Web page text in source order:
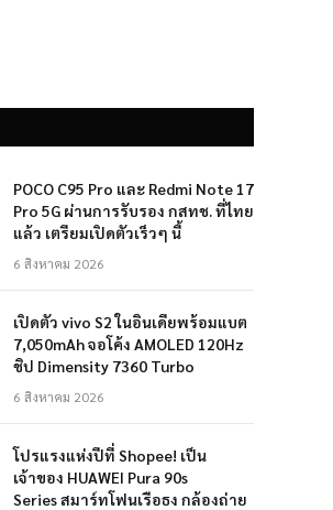
POCO C95 Pro และ Redmi Note 17
Pro 5G ผ่านการรับรอง กสทช. ที่ไทย
แล้ว เตรียมเปิดตัวเร็วๆ นี้
6 สิงหาคม 2026
เปิดตัว vivo S2 ในอินเดียพร้อมแบต
7,050mAh จอโค้ง AMOLED 120Hz
ชิป Dimensity 7360 Turbo
6 สิงหาคม 2026
โปรแรงแห่งปีที่ Shopee! เป็น
เจ้าของ HUAWEI Pura 90s
Series สมาร์ทโฟนเรือธง กล้องถ่าย